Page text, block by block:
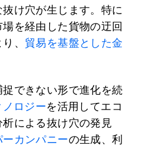
け穴が生じます。特に
を経由した貨物の迂回
、 貿易を基盤とした金
できない形で進化を続
ロジーを活用してエコ
による抜け穴の発見
ーカンパニーの生成、利